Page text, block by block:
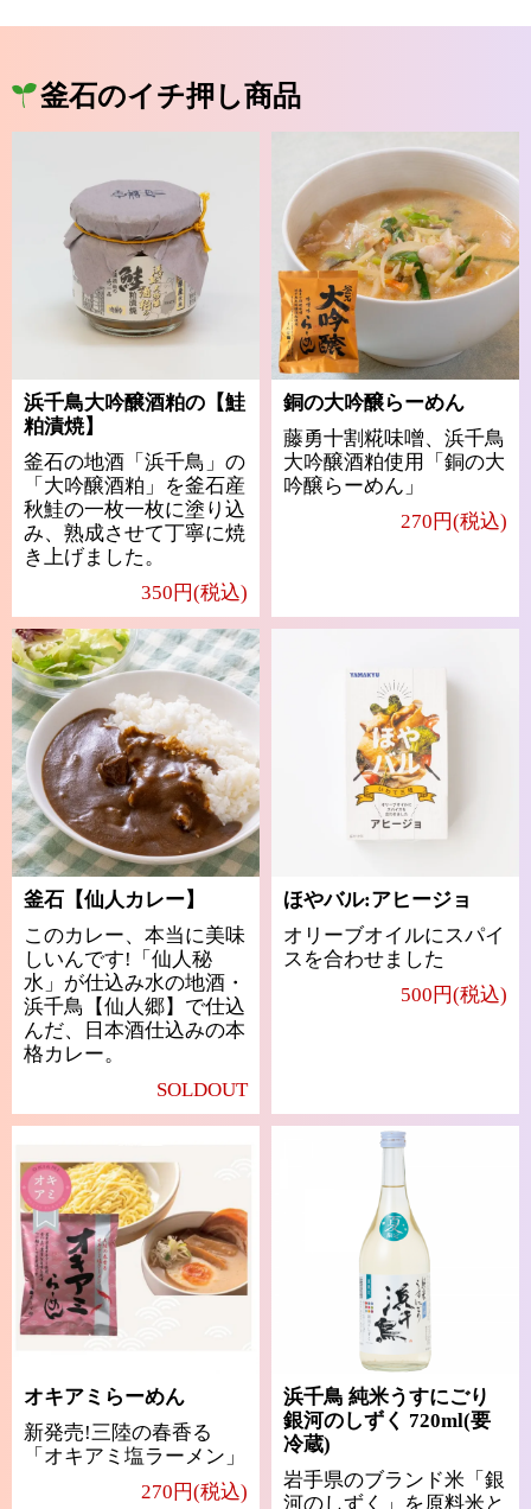
釜石のイチ押し商品
浜千鳥大吟醸酒粕の【鮭
粕漬焼】
釜石の地酒「浜千鳥」の
「大吟醸酒粕」を釜石産
秋鮭の一枚一枚に塗り込
み、熟成させて丁寧に焼
き上げました。
350円(税込)
銅の大吟醸らーめん
藤勇十割糀味噌、浜千鳥
大吟醸酒粕使用「銅の大
吟醸らーめん」
270円(税込)
釜石【仙人カレー】
このカレー、本当に美味
しいんです!「仙人秘
水」が仕込み水の地酒・
浜千鳥【仙人郷】で仕込
んだ、日本酒仕込みの本
格カレー。
SOLDOUT
ほやバル:アヒージョ
オリーブオイルにスパイ
スを合わせました
500円(税込)
オキアミらーめん
新発売!三陸の春香る
「オキアミ塩ラーメン」
270円(税込)
浜千鳥 純米うすにごり
銀河のしずく 720ml(要
冷蔵)
岩手県のブランド米「銀
河のしずく」を原料米と